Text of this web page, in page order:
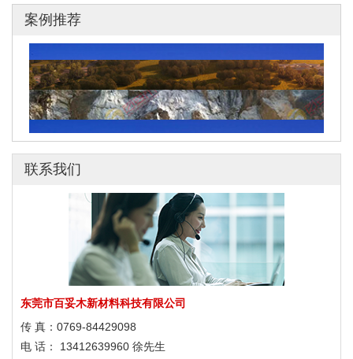
案例推荐
响堂山4A级风景区塑木应用
广西弄拉廊架与栈道
2022年冬奥会滑雪场馆
响堂山4A级风景区塑木应用
广西弄拉廊架与栈道
联系我们
东莞市百妥木新材料科技有限公司
传 真：0769-84429098
电 话： 13412639960 徐先生